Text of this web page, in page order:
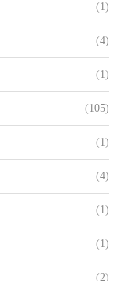
(1)
(4)
(1)
(105)
(1)
(4)
(1)
(1)
(2)